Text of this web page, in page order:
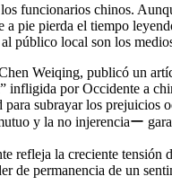
funcionarios chinos.
pie pierda el tiempo
público local son los
Weiqing, publicó un
infligida por Occidente a
subrayar los prejuicios
y la no injerenciaー
refleja la creciente
de permanencia de un